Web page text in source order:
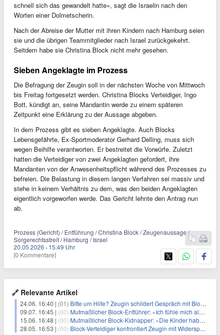
schnell sich das gewandelt hatte», sagt die Israelin nach den
Worten einer Dolmetscherin.
Nach der Abreise der Mutter mit ihren Kindern nach Hamburg seien
sie und die übrigen Teammitglieder nach Israel zurückgekehrt.
Seitdem habe sie Christina Block nicht mehr gesehen.
Sieben Angeklagte im Prozess
Die Befragung der Zeugin soll in der nächsten Woche von Mittwoch
bis Freitag fortgesetzt werden. Christina Blocks Verteidiger, Ingo
Bott, kündigt an, seine Mandantin werde zu einem späteren
Zeitpunkt eine Erklärung zu der Aussage abgeben.
In dem Prozess gibt es sieben Angeklagte. Auch Blocks
Lebensgefährte, Ex-Sportmoderator Gerhard Delling, muss sich
wegen Beihilfe verantworten. Er bestreitet die Vorwürfe. Zuletzt
hatten die Verteidiger von zwei Angeklagten gefordert, ihre
Mandanten von der Anwesenheitspflicht während des Prozesses zu
befreien. Die Belastung in diesem langen Verfahren sei massiv und
stehe in keinem Verhältnis zu dem, was den beiden Angeklagten
eigentlich vorgeworfen werde. Das Gericht lehnte den Antrag nun
ab.
Prozess (Gericht) / Entführung / Christina Block / Zeugenaussage /
Sorgerechtsstreit / Hamburg / Israel
20.05.2026 · 15:49 Uhr
[0 Kommentare]
🔗 Relevante Artikel
24.06. 16:40 | (01) Bitte um Hilfe? Zeugin schildert Gespräch mit Block-Tochter
09.07. 16:45 | (00) Mutmaßlicher Block-Entführer: «Ich fühle mich als Opfer»
15.06. 16:48 | (00) Mutmaßlicher Block-Kidnapper: «Die Kinder haben geweint»
28.05. 16:53 | (00) Block-Verteidiger konfrontiert Zeugin mit Widersprüchen